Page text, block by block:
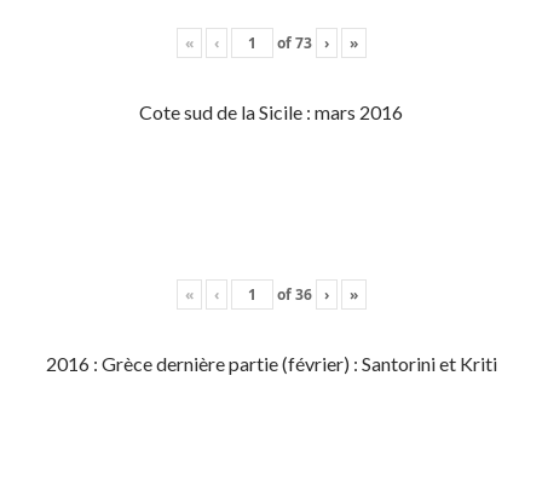
« ‹ of73 › »
Cote sud de la Sicile : mars 2016
« ‹ of36 › »
2016 : Grèce dernière partie (février) : Santorini et Kriti